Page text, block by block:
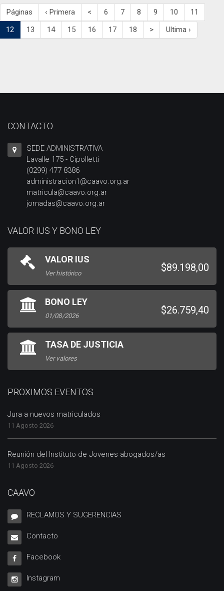
Páginas ‹ Primera < 6 7 8 9 10
11
12
13 14 15 16 17 18 > Ultima ›
CONTACTO
SEDE ADMINISTRATIVA
Lavalle 175 - Cipolletti
(0299) 477 8386
administracion1@caavo.org.ar
matricula@caavo.org.ar
jornadas@caavo.org.ar
VALOR IUS Y BONO LEY
VALOR IUS
Ver histórico $89.198,00
BONO LEY
01/08/2026 $26.759,40
TASA DE JUSTICIA
Ver valores
PROXIMOS EVENTOS
Jura a nuevos matriculados
11 Agosto 2026
Reunión del Instituto de Jovenes abogados/as
11 Agosto 2026
CAAVO
RECLAMOS Y SUGERENCIAS
Contacto
Facebook
Instagram